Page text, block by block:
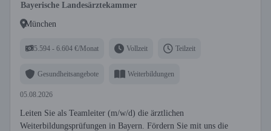
Bayerische Landesärztekammer
München
5.594 - 6.604 €/Monat Vollzeit Teilzeit
Gesundheitsangebote Weiterbildungen
05.08.2026
Leiten Sie als Teamleiter (m/w/d) die ärztlichen
Weiterbildungsprüfungen in Bayern. Fördern Sie mit uns die